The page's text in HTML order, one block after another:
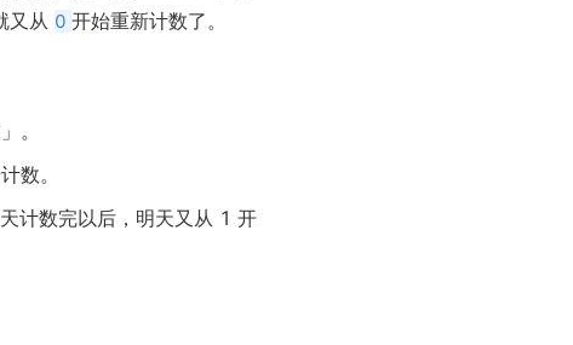
又从 0 开始重新计数了。
。
数。
计数完以后，明天又从 1 开